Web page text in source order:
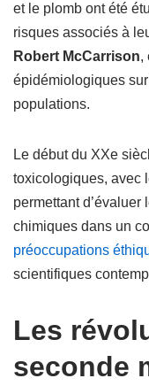
et le plomb ont été
risques associés à
Robert McCarrison,
épidémiologiques
populations.
Le début du XXe
toxicologiques, avec
permettant
chimiques dans un
préoccupations
scientifiques
Les
seconde